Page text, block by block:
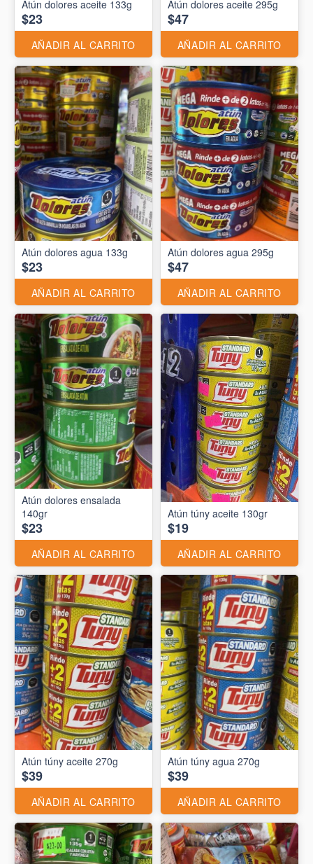
Atún dolores aceite 133g
$23
AÑADIR AL CARRITO
Atún dolores aceite 295g
$47
AÑADIR AL CARRITO
Atún dolores agua 133g
$23
AÑADIR AL CARRITO
Atún dolores agua 295g
$47
AÑADIR AL CARRITO
Atún dolores ensalada
140gr
$23
AÑADIR AL CARRITO
Atún túny aceite 130gr
$19
AÑADIR AL CARRITO
Atún túny aceite 270g
$39
AÑADIR AL CARRITO
Atún túny agua 270g
$39
AÑADIR AL CARRITO